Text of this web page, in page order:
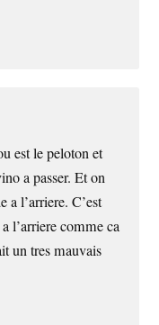
est le peloton et
a passer. Et on
a l’arriere. C’est
l’arriere comme ca
un tres mauvais